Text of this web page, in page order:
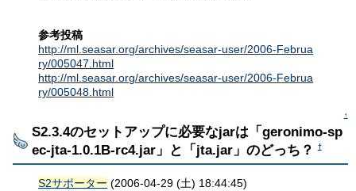
参考投稿
http://ml.seasar.org/archives/seasar-user/2006-Februa
ry/005047.html
http://ml.seasar.org/archives/seasar-user/2006-Februa
ry/005048.html
↑
S2.3.4のセットアップに必要なjarは「geronimo-sp
ec-jta-1.0.1B-rc4.jar」と「jta.jar」のどっち？
†
S2サポーター (2006-04-29 (土) 18:44:45)